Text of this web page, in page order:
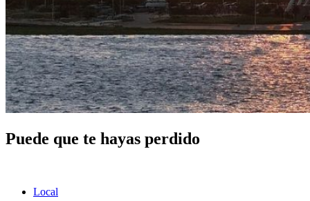
Puede que te hayas perdido
Local